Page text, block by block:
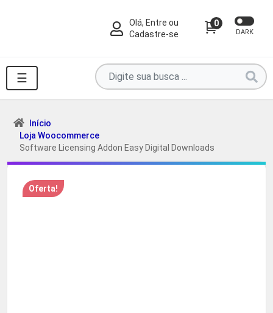
Olá, Entre ou
Cadastre-se
0
DARK
☰
Pesquise
por
produtos
...
Início
Loja Woocommerce
Software Licensing Addon Easy Digital Downloads
Oferta!